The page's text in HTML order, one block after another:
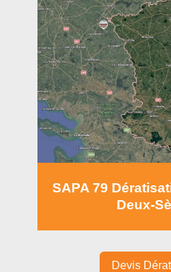
SAPA 79
Deux-
Devis